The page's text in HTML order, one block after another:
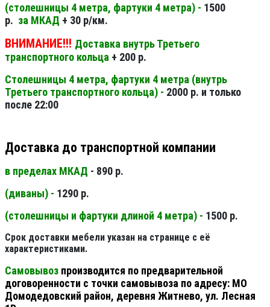
(столешницы 4 метра, фартуки 4 метра) - 1500
р. за МКАД + 30 р/км.
ВНИМАНИЕ!!! Доставка внутрь Третьего
транспортного кольца + 200 р.
Столешницы 4 метра, фартуки 4 метра (внутрь
Третьего транспортного кольца) - 2000 р. и только
после 22:00
Доставка до транспортной компании
в пределах МКАД - 890 р.
(диваны) - 1290 р.
(столешницы и фартуки длиной 4 метра) - 1500 р.
Срок доставки мебели указан на странице с её
характеристиками.
Самовывоз производится по предварительной
договоренности с точки самовывоза по адресу: МО
Домодедовский район, деревня Житнево, ул. Лесная